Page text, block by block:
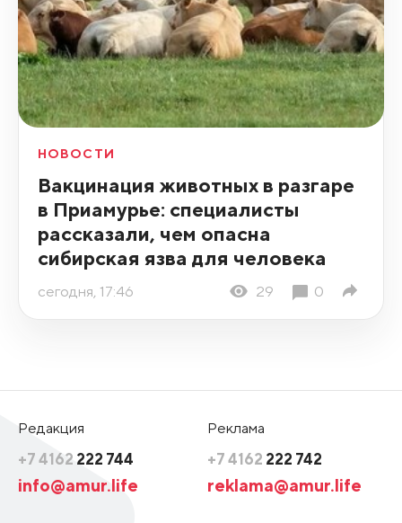
НОВОСТИ
Вакцинация животных в разгаре
в Приамурье: специалисты
рассказали, чем опасна
сибирская язва для человека
сегодня, 17:46 29 0
Редакция
+7 4162 222 744
info@amur.life
Реклама
+7 4162 222 742
reklama@amur.life